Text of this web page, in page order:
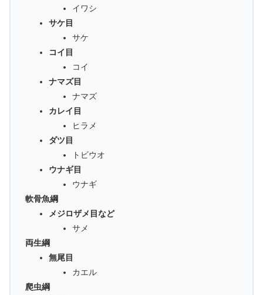
イワシ
サケ目
サケ
コイ目
コイ
ナマズ目
ナマズ
カレイ目
ヒラメ
ダツ目
トビウオ
ウナギ目
ウナギ
軟骨魚綱
メジロザメ目など
サメ
両生綱
無尾目
カエル
爬虫綱